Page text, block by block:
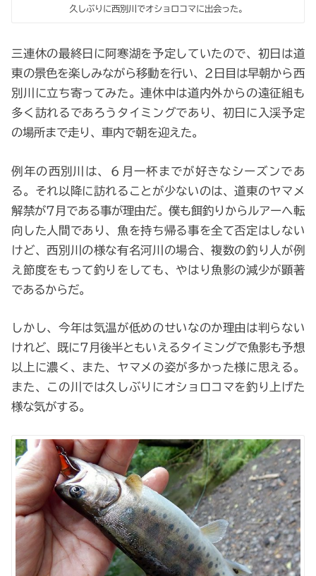
久しぶりに西別川でオショロコマに出会った。
三連休の最終日に阿寒湖を予定していたので、初日は道
東の景色を楽しみながら移動を行い、2日目は早朝から西
別川に立ち寄ってみた。連休中は道内外からの遠征組も
多く訪れるであろうタイミングであり、初日に入渓予定
の場所まで走り、車内で朝を迎えた。
例年の西別川は、６月一杯までが好きなシーズンであ
る。それ以降に訪れることが少ないのは、道東のヤマメ
解禁が7月である事が理由だ。僕も餌釣りからルアーへ転
向した人間であり、魚を持ち帰る事を全て否定はしない
けど、西別川の様な有名河川の場合、複数の釣り人が例
え節度をもって釣りをしても、やはり魚影の減少が顕著
であるからだ。
しかし、今年は気温が低めのせいなのか理由は判らない
けれど、既に7月後半ともいえるタイミングで魚影も予想
以上に濃く、また、ヤマメの姿が多かった様に思える。
また、この川では久しぶりにオショロコマを釣り上げた
様な気がする。